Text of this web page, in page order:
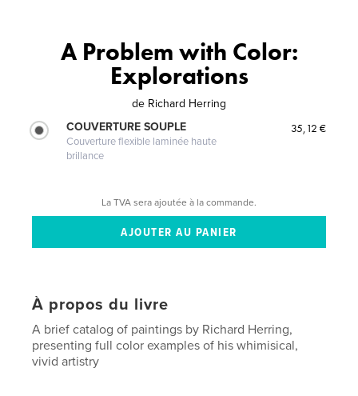
A Problem with Color:
Explorations
de Richard Herring
COUVERTURE SOUPLE
Couverture flexible laminée haute
brillance
35,12 €
La TVA sera ajoutée à la commande.
À propos du livre
A brief catalog of paintings by Richard Herring,
presenting full color examples of his whimisical,
vivid artistry